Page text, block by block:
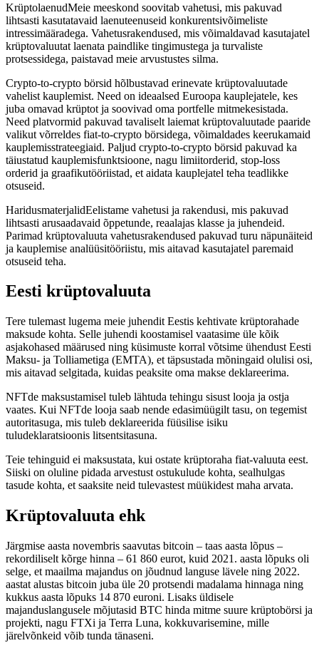
KrüptolaenudMeie meeskond soovitab vahetusi, mis pakuvad
lihtsasti kasutatavaid laenuteenuseid konkurentsivõimeliste
intressimääradega. Vahetusrakendused, mis võimaldavad kasutajatel
krüptovaluutat laenata paindlike tingimustega ja turvaliste
protsessidega, paistavad meie arvustustes silma.
Crypto-to-crypto börsid hõlbustavad erinevate krüptovaluutade
vahelist kauplemist. Need on ideaalsed Euroopa kauplejatele, kes
juba omavad krüptot ja soovivad oma portfelle mitmekesistada.
Need platvormid pakuvad tavaliselt laiemat krüptovaluutade paaride
valikut võrreldes fiat-to-crypto börsidega, võimaldades keerukamaid
kauplemisstrateegiaid. Paljud crypto-to-crypto börsid pakuvad ka
täiustatud kauplemisfunktsioone, nagu limiitorderid, stop-loss
orderid ja graafikutööriistad, et aidata kauplejatel teha teadlikke
otsuseid.
HaridusmaterjalidEelistame vahetusi ja rakendusi, mis pakuvad
lihtsasti arusaadavaid õppetunde, reaalajas klasse ja juhendeid.
Parimad krüptovaluuta vahetusrakendused pakuvad turu näpunäiteid
ja kauplemise analüüsitööriistu, mis aitavad kasutajatel paremaid
otsuseid teha.
Eesti krüptovaluuta
Tere tulemast lugema meie juhendit Eestis kehtivate krüptorahade
maksude kohta. Selle juhendi koostamisel vaatasime üle kõik
asjakohased määrused ning küsimuste korral võtsime ühendust Eesti
Maksu- ja Tolliametiga (EMTA), et täpsustada mõningaid olulisi osi,
mis aitavad selgitada, kuidas peaksite oma makse deklareerima.
NFTde maksustamisel tuleb lähtuda tehingu sisust looja ja ostja
vaates. Kui NFTde looja saab nende edasimüügilt tasu, on tegemist
autoritasuga, mis tuleb deklareerida füüsilise isiku
tuludeklaratsioonis litsentsitasuna.
Teie tehinguid ei maksustata, kui ostate krüptoraha fiat-valuuta eest.
Siiski on oluline pidada arvestust ostukulude kohta, sealhulgas
tasude kohta, et saaksite neid tulevastest müükidest maha arvata.
Krüptovaluuta ehk
Järgmise aasta novembris saavutas bitcoin – taas aasta lõpus –
rekordiliselt kõrge hinna – 61 860 eurot, kuid 2021. aasta lõpuks oli
selge, et maailma majandus on jõudnud languse lävele ning 2022.
aastat alustas bitcoin juba üle 20 protsendi madalama hinnaga ning
kukkus aasta lõpuks 14 870 euroni. Lisaks üldisele
majanduslangusele mõjutasid BTC hinda mitme suure krüptobörsi ja
projekti, nagu FTXi ja Terra Luna, kokkuvarisemine, mille
järelvõnkeid võib tunda tänaseni.